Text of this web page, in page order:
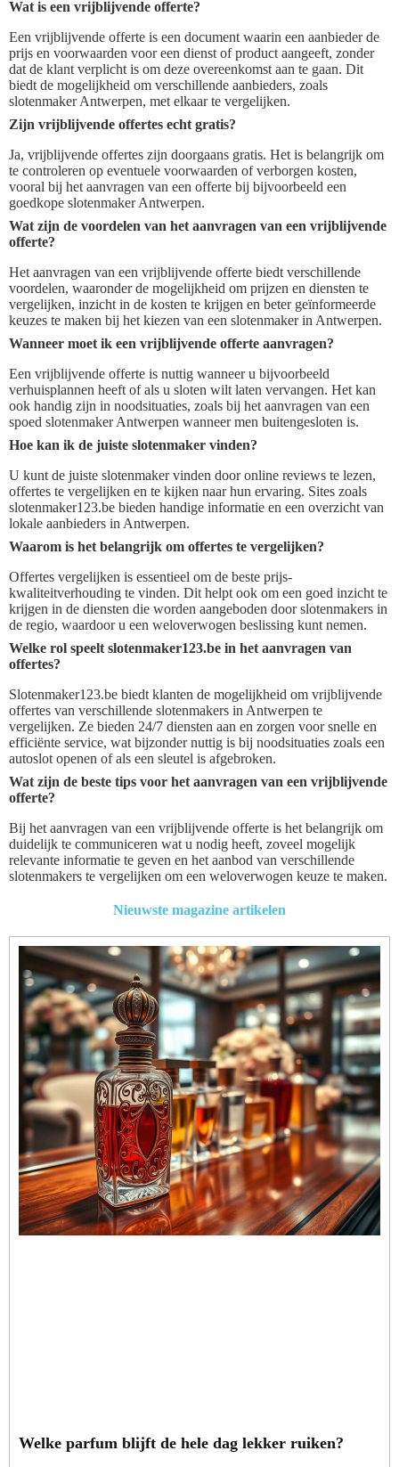
Wat is een vrijblijvende offerte?
Een vrijblijvende offerte is een document waarin een aanbieder de
prijs en voorwaarden voor een dienst of product aangeeft, zonder
dat de klant verplicht is om deze overeenkomst aan te gaan. Dit
biedt de mogelijkheid om verschillende aanbieders, zoals
slotenmaker Antwerpen, met elkaar te vergelijken.
Zijn vrijblijvende offertes echt gratis?
Ja, vrijblijvende offertes zijn doorgaans gratis. Het is belangrijk om
te controleren op eventuele voorwaarden of verborgen kosten,
vooral bij het aanvragen van een offerte bij bijvoorbeeld een
goedkope slotenmaker Antwerpen.
Wat zijn de voordelen van het aanvragen van een vrijblijvende
offerte?
Het aanvragen van een vrijblijvende offerte biedt verschillende
voordelen, waaronder de mogelijkheid om prijzen en diensten te
vergelijken, inzicht in de kosten te krijgen en beter geïnformeerde
keuzes te maken bij het kiezen van een slotenmaker in Antwerpen.
Wanneer moet ik een vrijblijvende offerte aanvragen?
Een vrijblijvende offerte is nuttig wanneer u bijvoorbeeld
verhuisplannen heeft of als u sloten wilt laten vervangen. Het kan
ook handig zijn in noodsituaties, zoals bij het aanvragen van een
spoed slotenmaker Antwerpen wanneer men buitengesloten is.
Hoe kan ik de juiste slotenmaker vinden?
U kunt de juiste slotenmaker vinden door online reviews te lezen,
offertes te vergelijken en te kijken naar hun ervaring. Sites zoals
slotenmaker123.be bieden handige informatie en een overzicht van
lokale aanbieders in Antwerpen.
Waarom is het belangrijk om offertes te vergelijken?
Offertes vergelijken is essentieel om de beste prijs-
kwaliteitverhouding te vinden. Dit helpt ook om een goed inzicht te
krijgen in de diensten die worden aangeboden door slotenmakers in
de regio, waardoor u een weloverwogen beslissing kunt nemen.
Welke rol speelt slotenmaker123.be in het aanvragen van
offertes?
Slotenmaker123.be biedt klanten de mogelijkheid om vrijblijvende
offertes van verschillende slotenmakers in Antwerpen te
vergelijken. Ze bieden 24/7 diensten aan en zorgen voor snelle en
efficiënte service, wat bijzonder nuttig is bij noodsituaties zoals een
autoslot openen of als een sleutel is afgebroken.
Wat zijn de beste tips voor het aanvragen van een vrijblijvende
offerte?
Bij het aanvragen van een vrijblijvende offerte is het belangrijk om
duidelijk te communiceren wat u nodig heeft, zoveel mogelijk
relevante informatie te geven en het aanbod van verschillende
slotenmakers te vergelijken om een weloverwogen keuze te maken.
Nieuwste magazine artikelen
Welke parfum blijft de hele dag lekker ruiken?